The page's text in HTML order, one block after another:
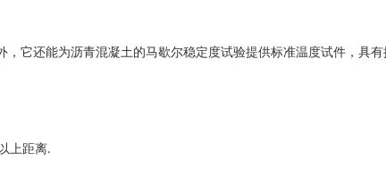
它还能为沥青混凝土的马歇尔稳定度试验提供标准温度试件，具
以上距离.